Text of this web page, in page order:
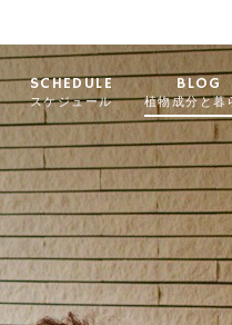
SCHEDULE
スケジュール
BLOG
植物成分と暮